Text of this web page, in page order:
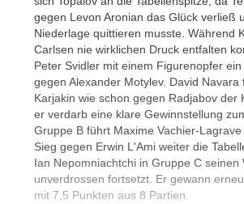
gegen Levon Aronian das Glück verließ
Niederlage quittieren musste. Während
Carlsen nie wirklichen Druck entfalten
Peter Svidler mit einem Figurenopfer
gegen Alexander Motylev. David Navara
Karjakin wie schon gegen Radjabov der
er verdarb eine klare Gewinnstellung
Gruppe B führt Maxime Vachier-
Sieg gegen Erwin L'Ami weiter die
Ian Nepomniachtchi in Gruppe C seinen
unverdrossen fortsetzt. Er gewann
mit 7,5 Punkten aus 8 Partien.